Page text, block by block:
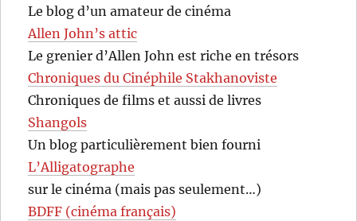
Le blog d’un amateur de cinéma
Allen John’s attic
Le grenier d’Allen John est riche en trésors
Chroniques du Cinéphile Stakhanoviste
Chroniques de films et aussi de livres
Shangols
Un blog particulièrement bien fourni
L’Alligatographe
sur le cinéma (mais pas seulement…)
BDFF (cinéma français)